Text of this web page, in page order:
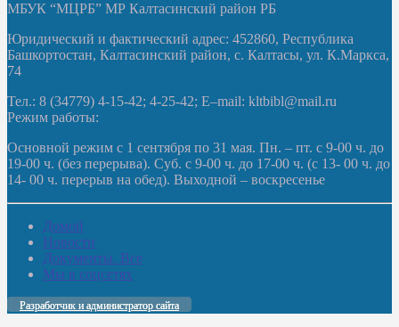
МБУК “МЦРБ” МР Калтасинский район РБ
Юридический и фактический адрес: 452860, Республика
Башкортостан, Калтасинский район, с. Калтасы, ул. К.Маркса,
74
Тел.: 8 (34779) 4-15-42; 4-25-42; E–mail: kltbibl@mail.ru
Режим работы:
Основной режим с 1 сентября по 31 мая. Пн. – пт. с 9-00 ч. до
19-00 ч. (без перерыва). Суб. с 9-00 ч. до 17-00 ч. (с 13- 00 ч. до
14- 00 ч. перерыв на обед). Выходной – воскресенье
Домой
Новости
Документы. Все
Мы в соцсетях
Разработчик и администратор сайта